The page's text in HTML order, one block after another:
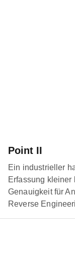
Point II
Ein industrieller
Erfassung kleiner
Genauigkeit für
Reverse